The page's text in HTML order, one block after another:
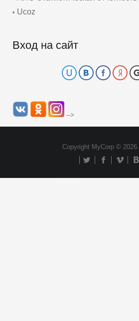
Ucoz
Вход на сайт
-->
Copyright MyCorp © 2026.